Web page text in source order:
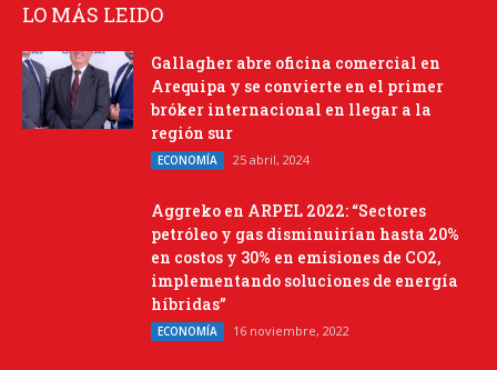
LO MÁS LEIDO
Gallagher abre oficina comercial en
Arequipa y se convierte en el primer
bróker internacional en llegar a la
región sur
ECONOMÍA 25 abril, 2024
Aggreko en ARPEL 2022: “Sectores
petróleo y gas disminuirían hasta 20%
en costos y 30% en emisiones de CO2,
implementando soluciones de energía
híbridas”
ECONOMÍA 16 noviembre, 2022